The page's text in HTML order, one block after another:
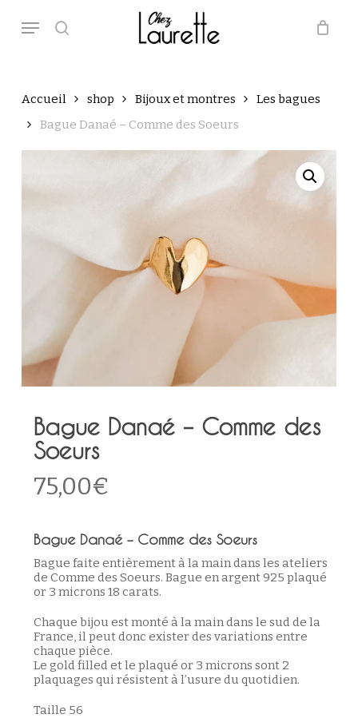
main
search
Menu
Panier Close
Accueil shop Bijoux et montres
Les bagues
Bague Danaé – Comme des Soeurs
Bague Danaé – Comme des
Soeurs
75,00€
Bague Danaé – Comme des Soeurs
Bague faite entièrement à la main dans les ateliers
de Comme des Soeurs. Bague en argent 925 plaqué
or 3 microns 18 carats.
Chaque bijou est monté à la main dans le sud de la
France, il peut donc exister des variations entre
chaque pièce.
Le gold filled et le plaqué or 3 microns sont 2
plaquages qui résistent à l’usure du quotidien.
Taille 56